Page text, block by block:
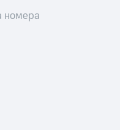
номера